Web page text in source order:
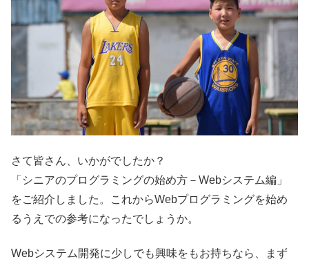
さて皆さん、いかがでしたか？
「シニアのプログラミングの始め方－Webシステム編」
をご紹介しました。これからWebプログラミングを始め
るうえでの参考になったでしょうか。
Webシステム開発に少しでも興味をもお持ちなら、まず